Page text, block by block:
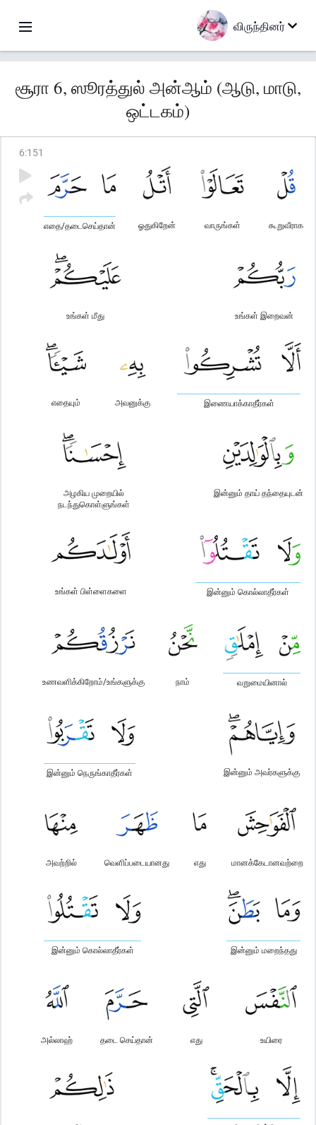
விருந்தினர்
சூரா 6, ஸூரத்துல் அன்ஆம் (ஆடு, மாடு,
ஒட்டகம்)
6:151
கூறுவீராக
வாருங்கள்
ஓதுகிறேன்
எதை/தடைசெய்தான்
உங்கள் இறைவன்
உங்கள் மீது
இணையாக்காதீர்கள்
அவனுக்கு
எதையும்
இன்னும் தாய் தந்தையுடன்
அழகிய முறையில்
நடந்துகொள்ளுங்கள்
இன்னும் கொல்லாதீர்கள்
உங்கள் பிள்ளைகளை
வறுமையினால்
நாம்
உணவளிக்கிறோம்/உங்களுக்கு
இன்னும் அவர்களுக்கு
இன்னும் நெருங்காதீர்கள்
மானக்கேடானவற்றை
எது
வெளிப்படையானது
அவற்றில்
இன்னும் மறைந்தது
இன்னும் கொல்லாதீர்கள்
உயிரை
எது
தடை செய்தான்
அல்லாஹ்